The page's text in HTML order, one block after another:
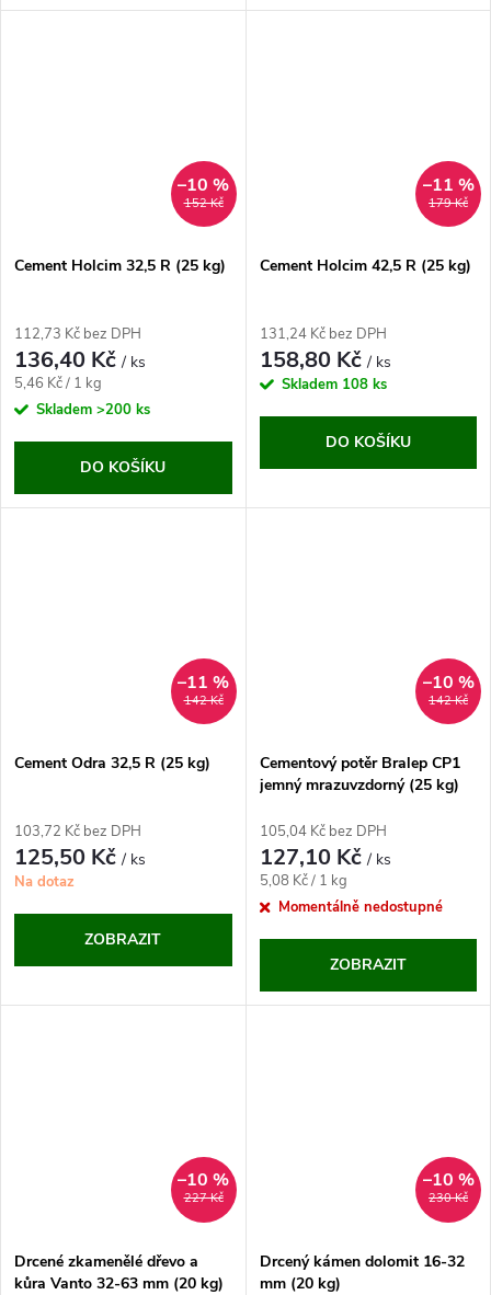
152 Kč
–10 %
Cement Holcim 32,5 R (25 kg)
112,73 Kč bez DPH
136,40 Kč/ ks
Měrná
cena:
5,46 Kč / 1 kg
Skladem >200 ks
DO KOŠÍKU
179 Kč
–11 %
Cement Holcim 42,5 R (25 kg)
131,24 Kč bez DPH
158,80 Kč/ ks
Skladem 108 ks
DO KOŠÍKU
142 Kč
–11 %
Cement Odra 32,5 R (25 kg)
103,72 Kč bez DPH
125,50 Kč/ ks
Na dotaz
ZOBRAZIT
142 Kč
–10 %
Cementový potěr Bralep CP1
jemný mrazuvzdorný (25 kg)
105,04 Kč bez DPH
127,10 Kč/ ks
Měrná
cena:
5,08 Kč / 1 kg
Momentálně nedostupné
ZOBRAZIT
227 Kč
–10 %
Drcené zkamenělé dřevo a
kůra Vanto 32-63 mm (20 kg)
230 Kč
–10 %
Drcený kámen dolomit 16-32
mm (20 kg)